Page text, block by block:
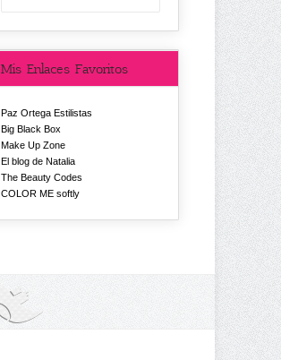
Mis Enlaces Favoritos
Paz Ortega Estilistas
Big Black Box
Make Up Zone
El blog de Natalia
The Beauty Codes
COLOR ME softly